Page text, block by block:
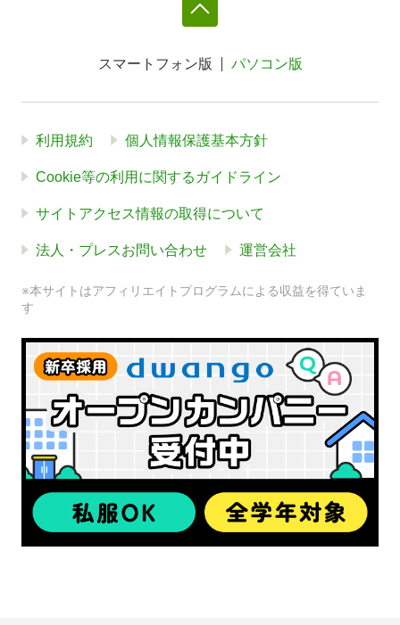
スマートフォン版 パソコン版
利用規約 個人情報保護基本方針
Cookie等の利用に関するガイドライン
サイトアクセス情報の取得について
法人・プレスお問い合わせ 運営会社
※本サイトはアフィリエイトプログラムによる収益を得ていま
す